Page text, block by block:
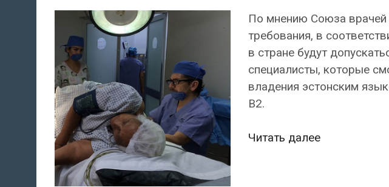
По мнению Союза врачей
требования, в
в стране будут
специалисты, которые
владения эстонским
B2.
Читать далееСоюз